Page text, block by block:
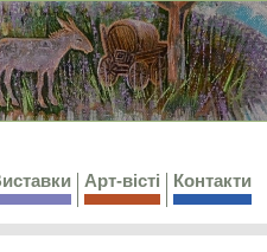
Арт-вісті Контакти